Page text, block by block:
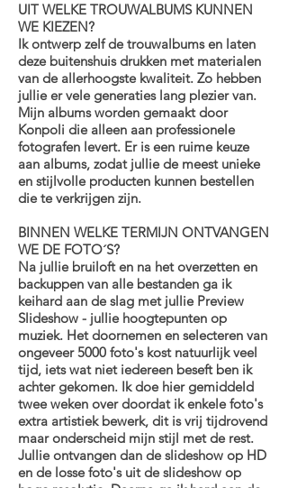
UIT WELKE TROUWALBUMS KUNNEN
WE KIEZEN?
Ik ontwerp zelf de trouwalbums en laten
deze buitenshuis drukken met materialen
van de allerhoogste kwaliteit. Zo hebben
jullie er vele generaties lang plezier van.
Mijn albums worden gemaakt door
Konpoli die alleen aan professionele
fotografen levert. Er is een ruime keuze
aan albums, zodat jullie de meest unieke
en stijlvolle producten kunnen bestellen
die te verkrijgen zijn.
BINNEN WELKE TERMIJN ONTVANGEN
WE DE FOTO´S?
Na jullie bruiloft en na het overzetten en
backuppen van alle bestanden ga ik
keihard aan de slag met jullie Preview
Slideshow - jullie hoogtepunten op
muziek. Het doornemen en selecteren van
ongeveer 5000 foto's kost natuurlijk veel
tijd, iets wat niet iedereen beseft ben ik
achter gekomen. Ik doe hier gemiddeld
twee weken over doordat ik enkele foto's
extra artistiek bewerk, dit is vrij tijdrovend
maar onderscheid mijn stijl met de rest.
Jullie ontvangen dan de slideshow op HD
en de losse foto's uit de slideshow op